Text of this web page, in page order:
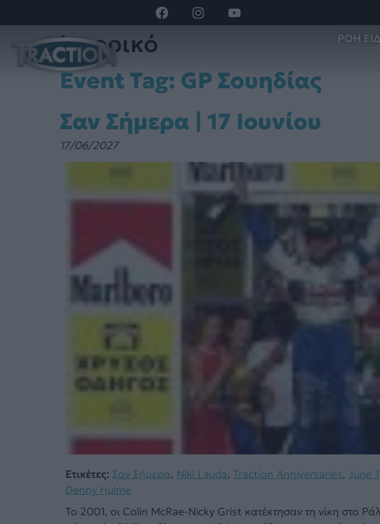
ΡΟΗ
Ιστορικό
Event Tag: GP Σουηδίας
Σαν Σήμερα | 17 Ιουνίου
17/06/2027
Ετικέτες: Σαν Σήμερα, Niki Lauda, Traction Anniversaries, June
Denny Hulme
Το 2001, οι Colin McRae-Nicky Grist κατέκτησαν τη νίκη στο